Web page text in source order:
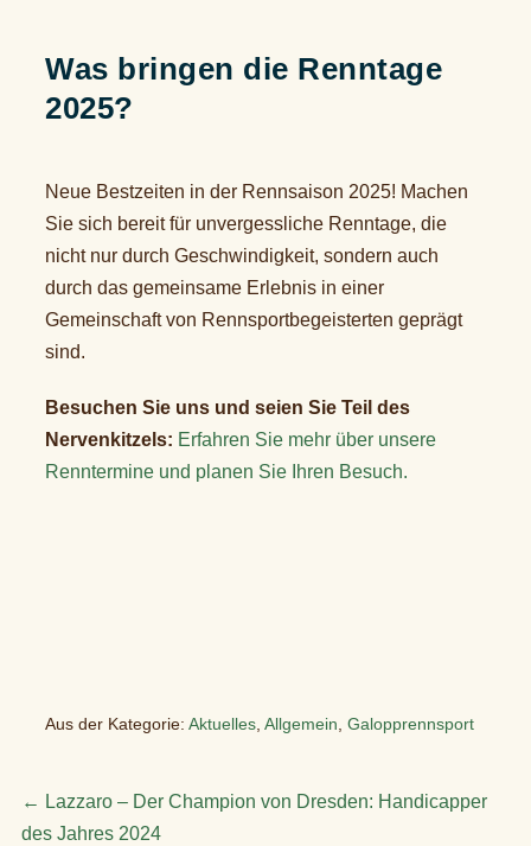
Was bringen die Renntage
2025?
Neue Bestzeiten in der Rennsaison 2025! Machen
Sie sich bereit für unvergessliche Renntage, die
nicht nur durch Geschwindigkeit, sondern auch
durch das gemeinsame Erlebnis in einer
Gemeinschaft von Rennsportbegeisterten geprägt
sind.
Besuchen Sie uns und seien Sie Teil des
Nervenkitzels: Erfahren Sie mehr über unsere
Renntermine und planen Sie Ihren Besuch.
Aus der Kategorie: Aktuelles, Allgemein, Galopprennsport
Beitragsnavigation
← Lazzaro – Der Champion von Dresden: Handicapper
des Jahres 2024